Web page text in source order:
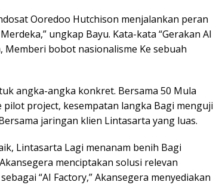
Ooredoo Hutchison menjalankan peran
ungkap Bayu. Kata-kata “Gerakan AI
Memberi bobot nasionalisme Ke sebuah
angka-angka konkret. Bersama 50 Mula
project, kesempatan langka Bagi menguji
jaringan klien Lintasarta yang luas.
Lintasarta Lagi menanam benih Bagi
menciptakan solusi relevan
“AI Factory,” Akansegera menyediakan